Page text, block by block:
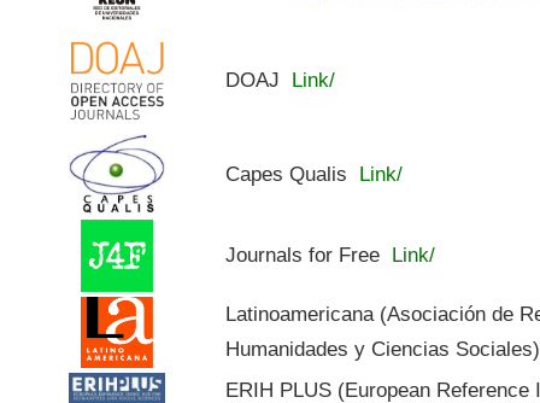
DOAJ Link/
Capes Qualis Link/
Journals for Free Link/
Latinoamericana (Asociación de
Humanidades y Ciencias Sociales)
ERIH PLUS (European